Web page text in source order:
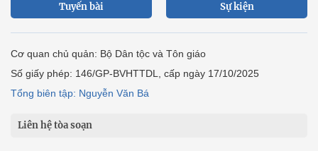
Tuyến bài Sự kiện
Cơ quan chủ quản: Bộ Dân tộc và Tôn giáo
Số giấy phép: 146/GP-BVHTTDL, cấp ngày 17/10/2025
Tổng biên tập: Nguyễn Văn Bá
Liên hệ tòa soạn